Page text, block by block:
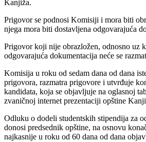
Kanjiža.
Prigovor se podnosi Komisiji i mora biti
njega mora biti dostavljena odgovarajuća
Prigovor koji nije obrazložen, odnosno uz
odgovarajuća dokumentacija neće se
Komisija u roku od sedam dana od dana
prigovora, razmatra prigovore i utvrđuje
kandidata, koja se objavljuje na oglasnoj
zvaničnoj internet prezentaciji opštine
Odluku o dodeli studentskih stipendija za
donosi predsednik opštine, na osnovu
najkasnije u roku od 60 dana od dana